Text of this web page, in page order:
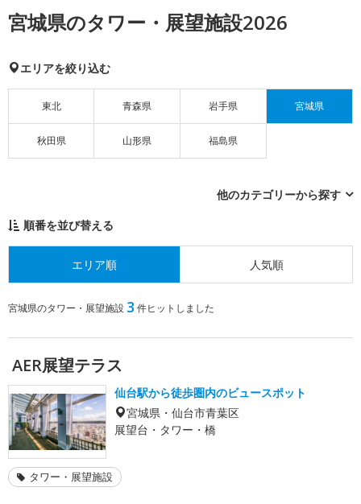
宮城県のタワー・展望施設2026
エリアを絞り込む
東北 青森県 岩手県 宮城県
秋田県 山形県 福島県
他のカテゴリーから探す
順番を並び替える
エリア順 人気順
宮城県のタワー・展望施設 3 件ヒットしました
AER展望テラス
仙台駅から徒歩圏内のビュースポット
宮城県・仙台市青葉区
展望台・タワー・橋
タワー・展望施設